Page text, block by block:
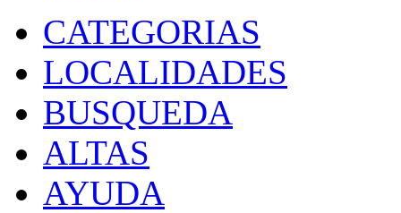
CATEGORIAS
LOCALIDADES
BUSQUEDA
ALTAS
AYUDA